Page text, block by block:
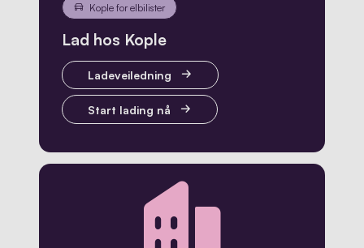
Kople for elbilister
Lad hos Kople
Ladeveiledning
Start lading nå